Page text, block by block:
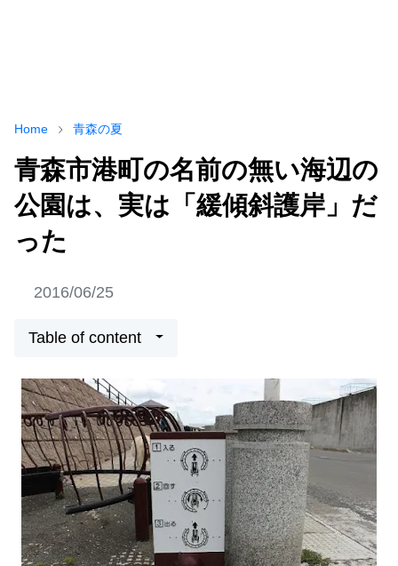
Home 青森の夏
青森市港町の名前の無い海辺の
公園は、実は「緩傾斜護岸」だ
った
2016/06/25
Table of content